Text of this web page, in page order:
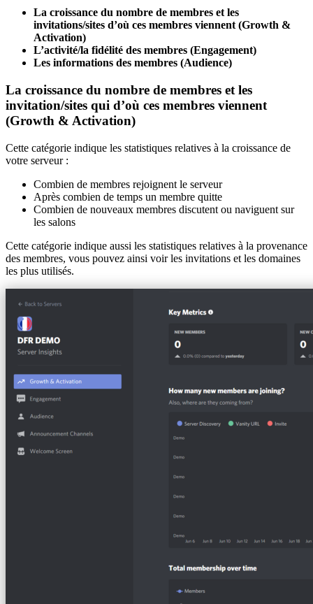
La croissance du nombre de membres et les
invitations/sites d’où ces membres viennent (Growth &
Activation)
L’activité/la fidélité des membres (Engagement)
Les informations des membres (Audience)
La croissance du nombre de membres et les
invitation/sites qui d’où ces membres viennent
(Growth & Activation)
Cette catégorie indique les statistiques relatives à la croissance de
votre serveur :
Combien de membres rejoignent le serveur
Après combien de temps un membre quitte
Combien de nouveaux membres discutent ou naviguent sur
les salons
Cette catégorie indique aussi les statistiques relatives à la provenance
des membres, vous pouvez ainsi voir les invitations et les domaines
les plus utilisés.